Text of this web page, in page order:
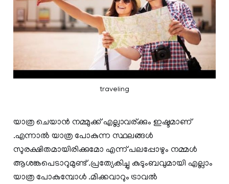
traveling
യാത്ര ചെയാന്‍ നമ്മുക്ക് എല്ലാവര്ക്കും ഇഷ്ടമാണ്
.എന്നാല്‍ യാത്ര പോകുന്ന സ്ഥലങ്ങള്‍
സുരക്ഷിതമായിരിക്കുമോ എന്ന് പലപ്പോഴും നമ്മള്‍
ആശങ്കപെടാറുമുണ്ട് .പ്രത്യേകിച്ചു കുടുംബവുമായി എല്ലാം
യാത്ര പോകുമ്പോള്‍ .മിക്കവാറും ട്രാവല്‍